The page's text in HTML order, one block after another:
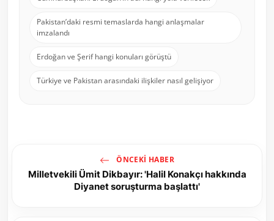
Pakistan’daki resmi temaslarda hangi anlaşmalar
imzalandı
Erdoğan ve Şerif hangi konuları görüştü
Türkiye ve Pakistan arasındaki ilişkiler nasıl gelişiyor
ÖNCEKI HABER
Milletvekili Ümit Dikbayır: 'Halil Konakçı hakkında
Diyanet soruşturma başlattı'